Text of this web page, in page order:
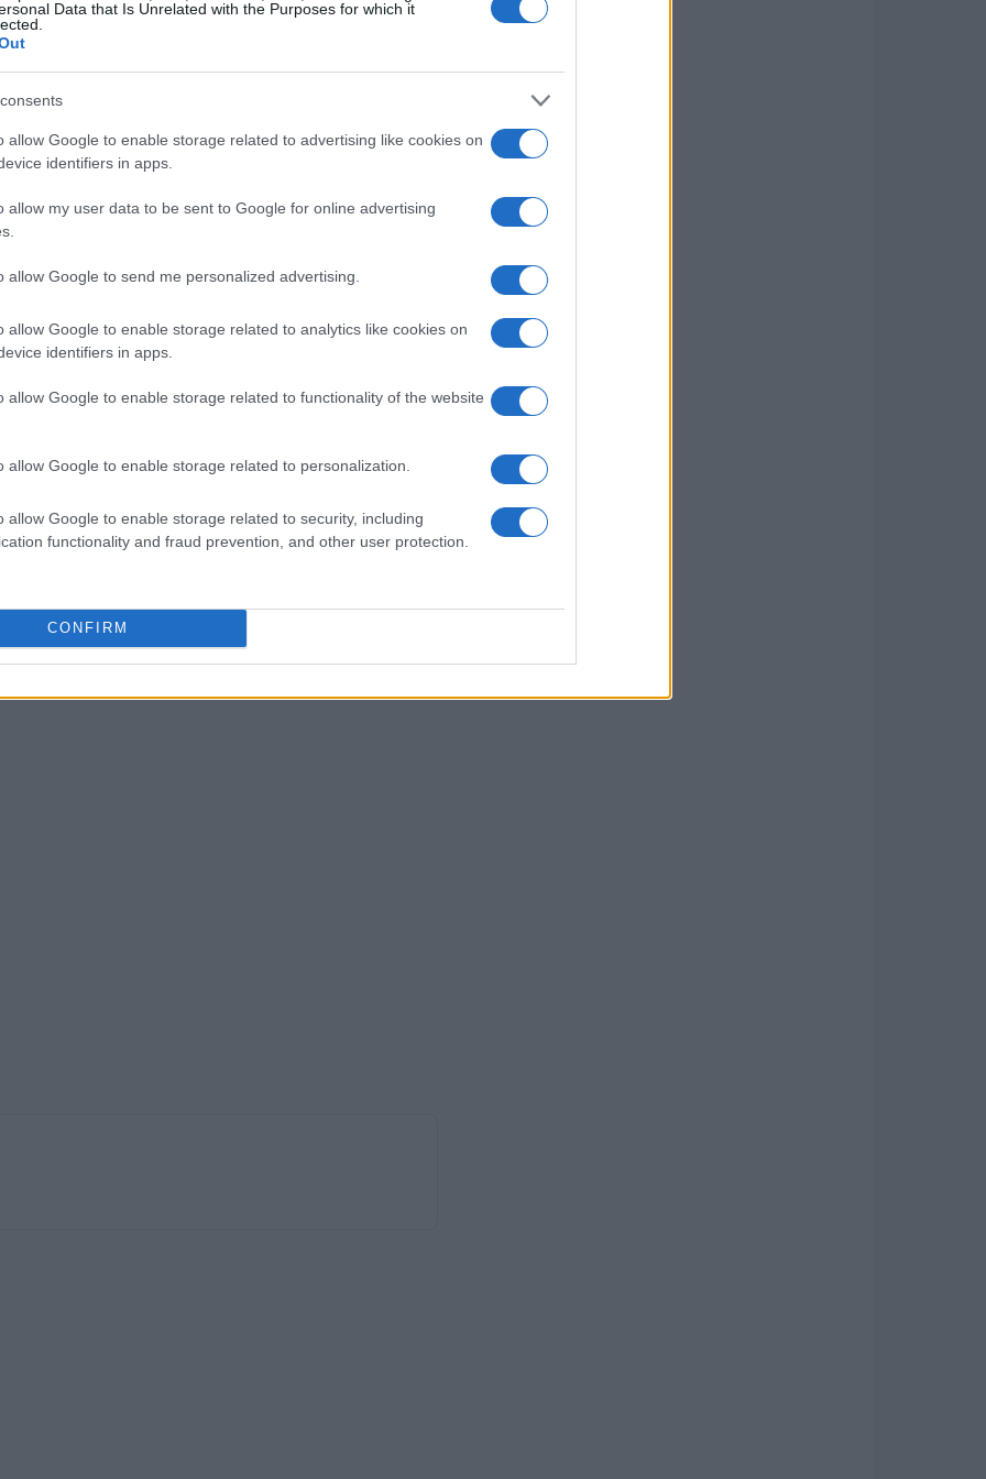
Data that Is Unrelated with the Purposes for which it
allow Google to enable storage related to advertising like cookies on
identifiers in apps.
allow my user data to be sent to Google for online advertising
allow Google to send me personalized advertising.
allow Google to enable storage related to analytics like cookies on
identifiers in apps.
allow Google to enable storage related to functionality of the website
allow Google to enable storage related to personalization.
allow Google to enable storage related to security, including
functionality and fraud prevention, and other user protection.
CONFIRM
europea
puede tener un efecto dominó en la economía.
al futuro, es probable que reduzcan sus gastos, lo
y, en consecuencia, a la producción. Esto
repercusiones en el mercado laboral. Por lo
supervisarse de cerca para estimular la confianza
empresas deban adaptar sus estrategias de
de consumo cambiante